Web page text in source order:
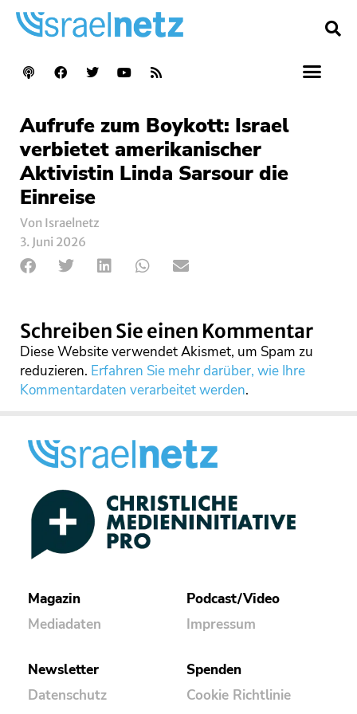
Aufrufe zum Boykott: Israel
verbietet amerikanischer
Aktivistin Linda Sarsour die
Einreise
Von Israelnetz
3. Juni 2026
Schreiben Sie einen Kommentar
Diese Website verwendet Akismet, um Spam zu
reduzieren. Erfahren Sie mehr darüber, wie Ihre
Kommentardaten verarbeitet werden.
Magazin
Mediadaten
Podcast/Video
Impressum
Newsletter
Datenschutz
Spenden
Cookie Richtlinie